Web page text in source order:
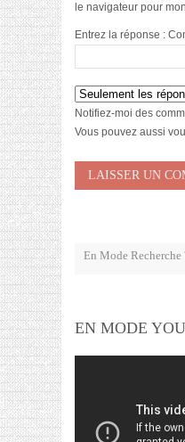
le navigateur pour
Entrez la réponse :
Notifiez-moi des
Vous pouvez aussi
EN MODE